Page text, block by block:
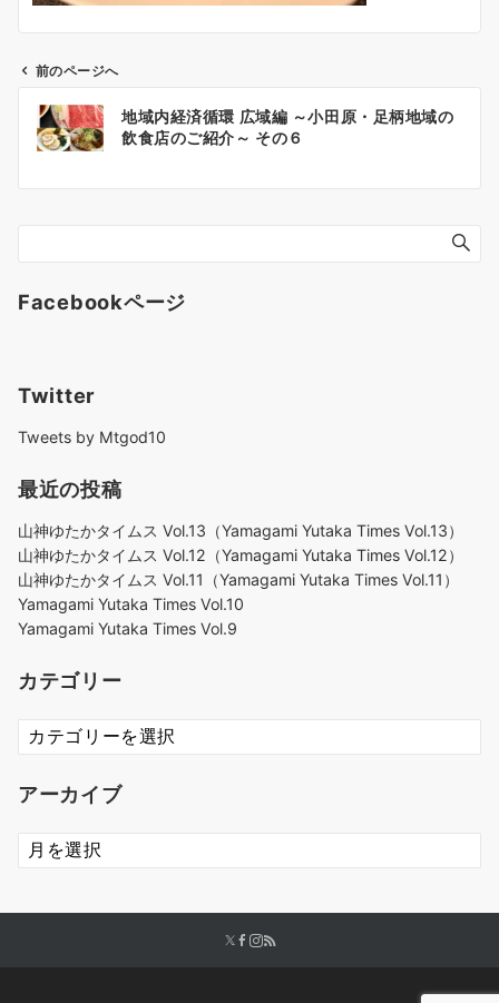
シ
ョ
前のページへ
地域内経済循環 広域編 ～小田原・足柄地域の
飲食店のご紹介～ その６
Facebookページ
Twitter
Tweets by Mtgod10
最近の投稿
山神ゆたかタイムス Vol.13（Yamagami Yutaka Times Vol.13）
山神ゆたかタイムス Vol.12（Yamagami Yutaka Times Vol.12）
山神ゆたかタイムス Vol.11（Yamagami Yutaka Times Vol.11）
Yamagami Yutaka Times Vol.10
Yamagami Yutaka Times Vol.9
カテゴリー
カ
テ
リ
アーカイブ
ア
ー